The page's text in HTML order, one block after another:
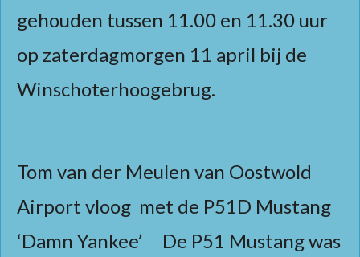
gehouden tussen 11.00 en 11.30 uur
op zaterdagmorgen 11 april bij de
Winschoterhoogebrug.
Tom van der Meulen van Oostwold
Airport vloog met de P51D Mustang
‘Damn Yankee’ De P51 Mustang was